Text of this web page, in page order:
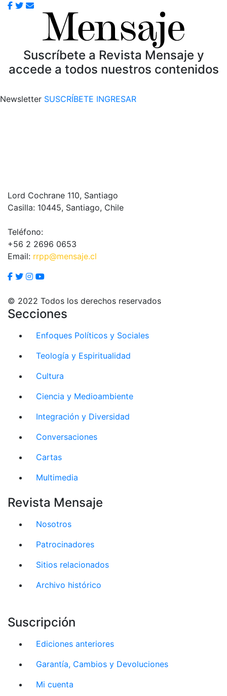
Suscríbete a Revista Mensaje y
accede a todos nuestros contenidos
Newsletter SUSCRÍBETE INGRESAR
Lord Cochrane 110, Santiago
Casilla: 10445, Santiago, Chile
Teléfono:
+56 2 2696 0653
Email: rrpp@mensaje.cl
© 2022 Todos los derechos reservados
Secciones
Enfoques Políticos y Sociales
Teología y Espiritualidad
Cultura
Ciencia y Medioambiente
Integración y Diversidad
Conversaciones
Cartas
Multimedia
Revista Mensaje
Nosotros
Patrocinadores
Sitios relacionados
Archivo histórico
Suscripción
Ediciones anteriores
Garantía, Cambios y Devoluciones
Mi cuenta